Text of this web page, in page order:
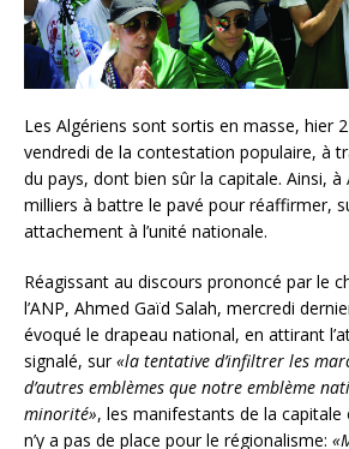
Les Algériens sont sortis en masse, hier
vendredi de la contestation populaire, à
du pays, dont bien sûr la capitale. Ainsi, à
milliers à battre le pavé pour réaffirmer,
attachement à l’unité nationale.
Réagissant au discours prononcé par le
l’ANP, Ahmed Gaïd Salah, mercredi
évoqué le drapeau national, en attirant
signalé, sur«la tentative d’infiltrer les
d’autres emblèmes que notre emblème
minorité», les manifestants de la capitale
n’y a pas de place pour le régionalisme: